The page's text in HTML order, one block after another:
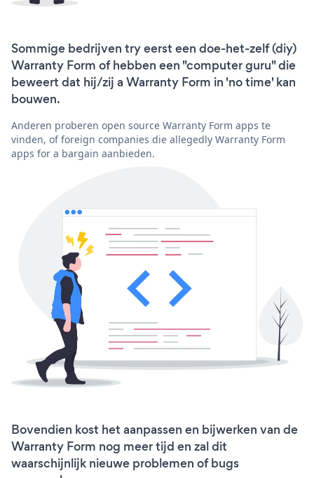
Sommige bedrijven try eerst een doe-het-zelf (diy)
Warranty Form of hebben een "computer guru" die
beweert dat hij/zij a Warranty Form in 'no time' kan
bouwen.
Anderen proberen open source Warranty Form apps te
vinden, of foreign companies die allegedly Warranty Form
apps for a bargain aanbieden.
Bovendien kost het aanpassen en bijwerken van de
Warranty Form nog meer tijd en zal dit
waarschijnlijk nieuwe problemen of bugs